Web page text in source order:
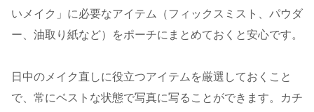
いメイク」に必要なアイテム（フィックスミスト、パウダ
ー、油取り紙など）をポーチにまとめておくと安心です。
日中のメイク直しに役立つアイテムを厳選しておくこと
で、常にベストな状態で写真に写ることができます。カチ